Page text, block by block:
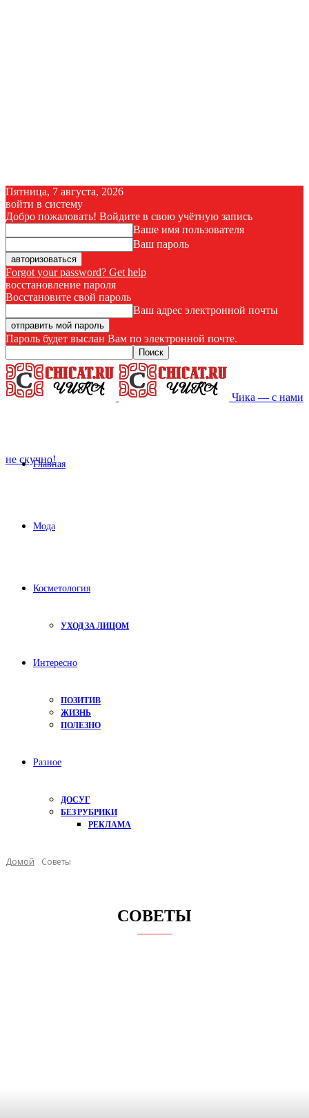
Пятница, 7 августа, 2026
войти в систему
Добро пожаловать! Войдите в свою учётную запись
Ваше имя пользователя
Ваш пароль
Forgot your password? Get help
восстановление пароля
Восстановите свой пароль
Ваш адрес электронной почты
Пароль будет выслан Вам по электронной почте.
Чика — с нами
не скучно!
Главная
Мода
Косметология
УХОД ЗА ЛИЦОМ
Интересно
ПОЗИТИВ
ЖИЗНЬ
ПОЛЕЗНО
Разное
ДОСУГ
БЕЗ РУБРИКИ
РЕКЛАМА
Домой Советы
СОВЕТЫ